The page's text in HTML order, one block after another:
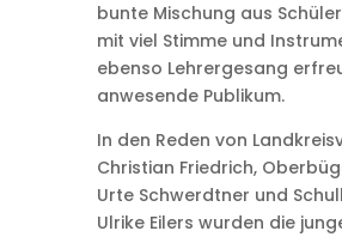
bunte Mischung aus
mit viel Stimme und
ebenso Lehrergesang
anwesende Publikum.
In den Reden von
Christian Friedrich,
Urte Schwerdtner und
Ulrike Eilers wurden die